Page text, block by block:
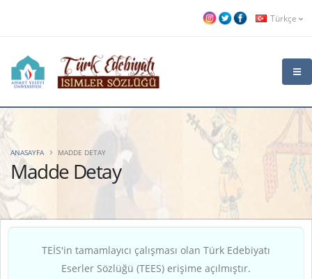
Türkçe
Madde Detay
ANASAYFA MADDE DETAY
TEİS'in tamamlayıcı çalışması olan Türk Edebiyatı
Eserler Sözlüğü (TEES) erişime açılmıştır.